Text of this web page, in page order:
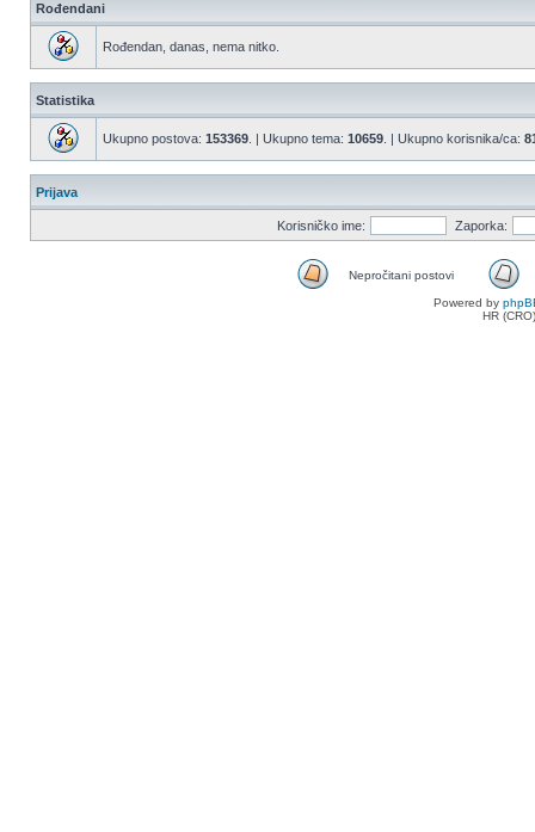
Rođendani
Rođendan, danas, nema nitko.
Statistika
Ukupno postova: 153369 . | Ukupno tema: 10659 . | Ukupno korisnika/ca:
Prijava
Korisničko ime: Zaporka:
Nepročitani postovi
Powered by
HR